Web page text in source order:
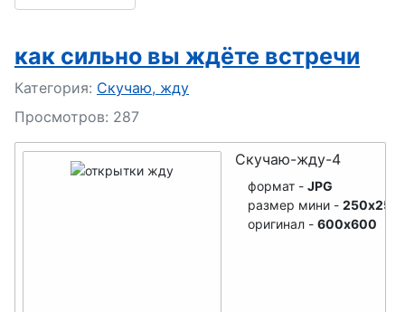
как сильно вы ждёте встречи
Подробности
Категория: Скучаю, жду
Просмотров: 287
Скучаю-жду-4
формат - JPG
размер мини - 250x250
оригинал - 600x600